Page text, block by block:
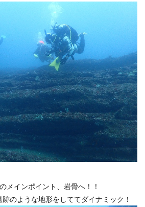
メインポイント、岩骨へ！！
のような地形をしててダイナミック！